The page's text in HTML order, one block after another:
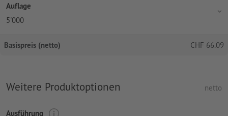
Auflage
5'000
Basispreis (netto) CHF 66.09
Weitere Produktoptionen netto
Ausführung